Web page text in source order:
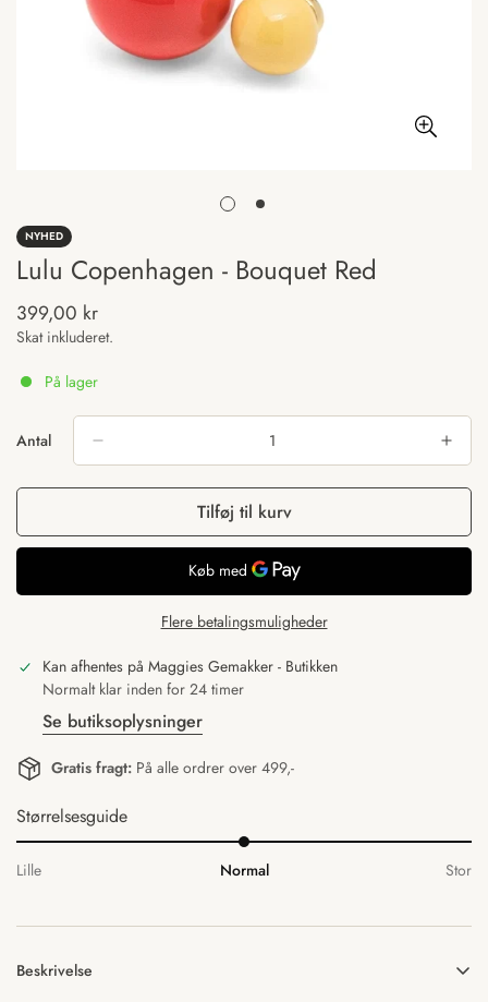
NYHED
Lulu Copenhagen - Bouquet Red
Normal
pris
399,00 kr
Skat inkluderet.
På lager
Antal
Tilføj til kurv
Flere betalingsmuligheder
Kan afhentes på Maggies Gemakker - Butikken
Normalt klar inden for 24 timer
Se butiksoplysninger
Gratis fragt: På alle ordrer over 499,-
Størrelsesguide
Lille Normal Stor
Beskrivelse